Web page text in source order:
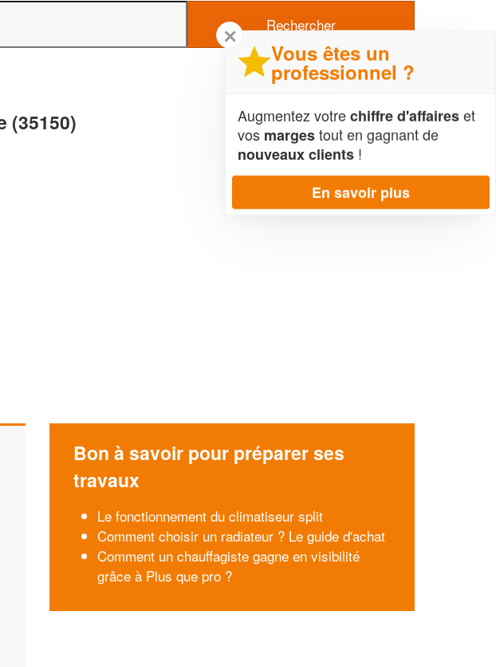
(35150)
Bon à savoir pour préparer ses
travaux
Le fonctionnement du climatiseur split
Comment choisir un radiateur ? Le guide d'achat
Comment un chauffagiste gagne en visibilité
grâce à Plus que pro ?
✕
Vous êtes un
professionnel ?
Augmentez votrechiffre d'affaireset
vos margestout en gagnant de
nouveaux clients !
En savoir plus